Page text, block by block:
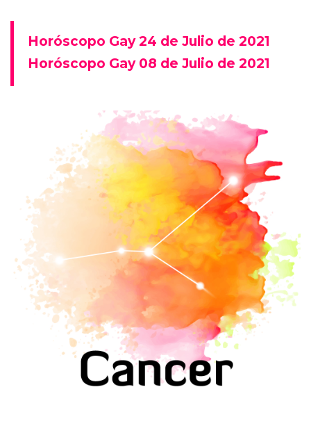
Horóscopo Gay 24 de Julio de 2021
Horóscopo Gay 08 de Julio de 2021